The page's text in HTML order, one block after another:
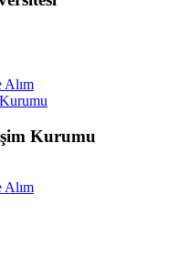
Alım
Kurumu
Alım